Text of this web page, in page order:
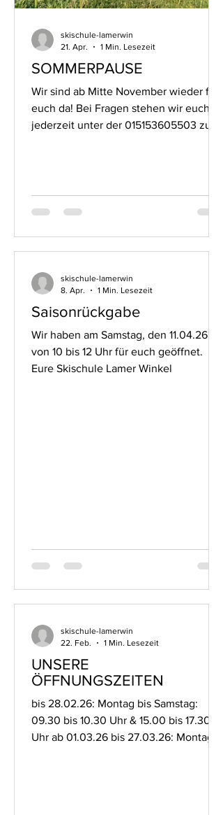
SOMMERPAUSE
Wir sind ab Mitte November wieder für
euch da! Bei Fragen stehen wir euch
jederzeit unter der 015153605503 zur
skischule-lamerwin
21. Apr.
1 Min. Lesezeit
Saisonrückgabe
Wir haben am Samstag, den 11.04.26
von 10 bis 12 Uhr für euch geöffnet.
Eure Skischule Lamer Winkel
skischule-lamerwin
8. Apr.
1 Min. Lesezeit
UNSERE
ÖFFNUNGSZEITEN
bis 28.02.26: Montag bis Samstag:
09.30 bis 10.30 Uhr & 15.00 bis 17.30
Uhr ab 01.03.26 bis 27.03.26: Montag
skischule-lamerwin
22. Feb.
1 Min. Lesezeit